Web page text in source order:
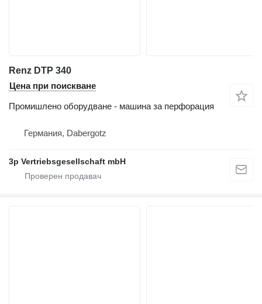
Renz DTP 340
Цена при поискване
Промишлено оборудване - машина за перфорация
Германия, Dabergotz
3p Vertriebsgesellschaft mbH